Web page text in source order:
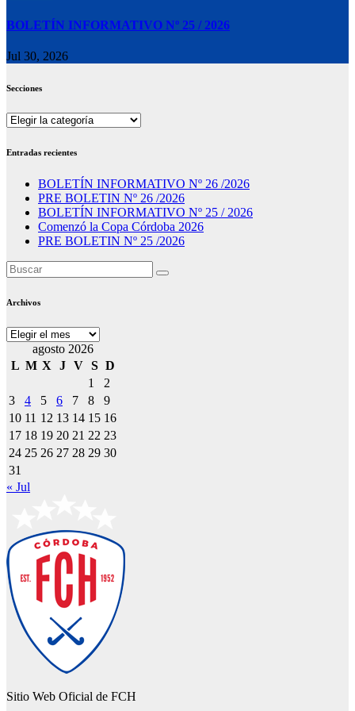
BOLETÍN INFORMATIVO Nº 25 / 2026
Jul 30, 2026
Secciones
Secciones
Entradas recientes
BOLETÍN INFORMATIVO Nº 26 /2026
PRE BOLETIN Nº 26 /2026
BOLETÍN INFORMATIVO Nº 25 / 2026
Comenzó la Copa Córdoba 2026
PRE BOLETIN Nº 25 /2026
Archivos
Archivos
agosto 2026
L M X J V S D
1
2
3
4 5 6 7 8
9
10 11 12 13 14 15 16
17 18 19 20 21 22 23
24 25 26 27 28 29 30
31
« Jul
Sitio Web Oficial de FCH